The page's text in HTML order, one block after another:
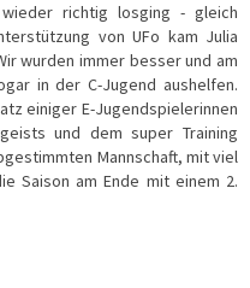
richtig losging - gleich
von UFo kam Julia
wurden immer besser und am
in der C-Jugend aushelfen.
einiger E-Jugendspielerinnen
und dem super Training
Mannschaft, mit viel
Saison am Ende mit einem 2.